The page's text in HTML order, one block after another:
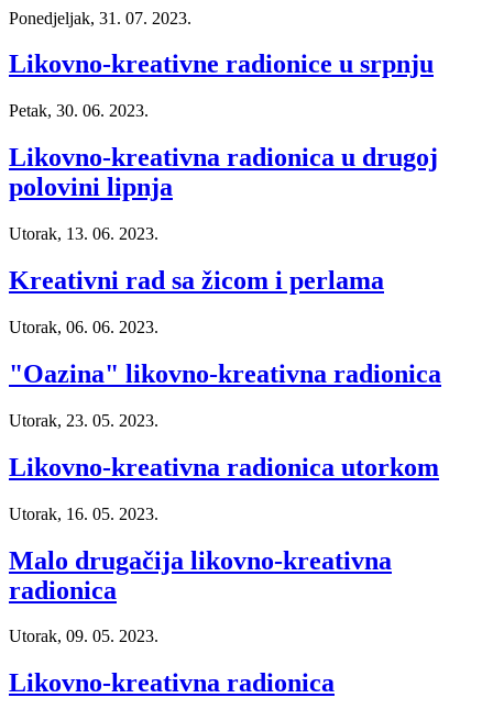
Ponedjeljak, 31. 07. 2023.
Likovno-kreativne radionice u srpnju
Petak, 30. 06. 2023.
Likovno-kreativna radionica u drugoj
polovini lipnja
Utorak, 13. 06. 2023.
Kreativni rad sa žicom i perlama
Utorak, 06. 06. 2023.
"Oazina" likovno-kreativna radionica
Utorak, 23. 05. 2023.
Likovno-kreativna radionica utorkom
Utorak, 16. 05. 2023.
Malo drugačija likovno-kreativna
radionica
Utorak, 09. 05. 2023.
Likovno-kreativna radionica